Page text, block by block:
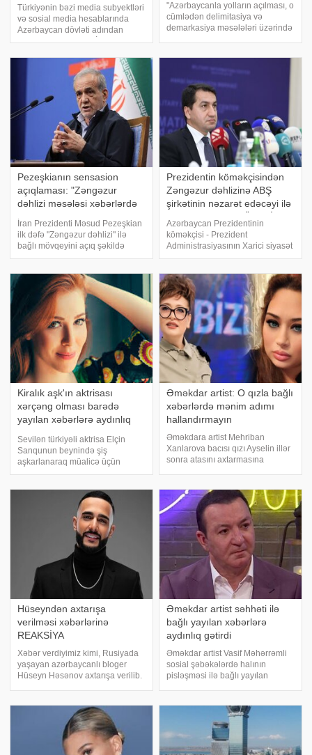
Türkiyənin bəzi media subyektləri
və sosial media hesablarında
Azərbaycan dövləti adından
"Avroviziya 2026"da İsrail
ilə tirajlanan xəbərlər həqiqətə
uyğun deyil. APA-ya istinadə
"Azərbaycanla yolların açılması, o
cümlədən delimitasiya və
demarkasiya məsələləri üzərində
Pezeşkianın sensasion
açıqlaması: "Zəngəzur
dəhlizi məsələsi xəbərlərdə
şişirdildiyi kimi deyil"
İran Prezidenti Məsud Pezeşkian
ilk dəfə "Zəngəzur dəhlizi" ilə
bağlı mövqeyini açıq şəkildə
bəyan edib. -a istinadən xəbər
ətrafında yaradılan ajiotaj
həqiqəti tam əks etdirmir:
Prezidentin köməkçisindən
Zəngəzur dəhlizinə ABŞ
şirkətinin nəzarət edəcəyi ilə
Azərbaycan Prezidentinin
köməkçisi - Prezident
Administrasiyasının Xarici siyasət
məsələləri şöbəsinin müdiri
Zəngəzur dəhlizi layihəsində
roluna dair yayılan xəbərlərə
münasibət bildirib. O
Kiralık aşk'ın aktrisası
xərçəng olması barədə
yayılan xəbərlərə aydınlıq
Sevilən türkiyəli aktrisa Elçin
Sanqunun beynində şiş
aşkarlanaraq müalicə üçün
xaricə getdiyi iddia edilib. Türkiyə
ki, Sanqu sosial media
hesabında televiziya
proqramında səsləndirilən iddian
Əməkdar artist: O qızla bağlı
xəbərlərdə mənim adımı
hallandırmayın
Əməkdara artist Mehriban
Xanlarova bacısı qızı Ayselin illər
sonra atasını axtarmasına
verilişində danışıb. Aktrisa adının
bacısı qızı ilə bağlı xəbərlərd
Hüseyndən axtarışa
verilməsi xəbərlərinə
REAKSİYA
Xəbər verdiyimiz kimi, Rusiyada
yaşayan azərbaycanlı bloger
Hüseyn Həsənov axtarışa verilib.
bunları bildirib:. "Dostlar,
narahatlığınıza və səmim
Əməkdar artist səhhəti ilə
bağlı yayılan xəbərlərə
aydınlıq gətirdi
Əməkdar artist Vasif Məhərrəmli
sosial şəbəkələrdə halının
pisləşməsi ilə bağlı yayılan
il öncəyə aid olduğunu bildirib.
Hazırda xarici ölkədə istirahətdə
olduğun